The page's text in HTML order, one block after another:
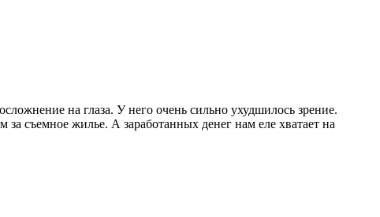
на глаза. У него очень сильно ухудшилось зрение.
съемное жилье. А заработанных денег нам еле хватает на